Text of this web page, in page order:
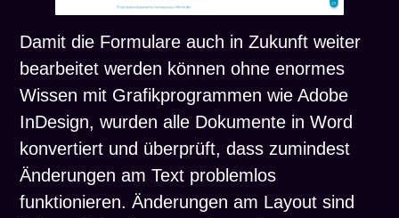
Damit die Formulare auch in Zukunft weiter
bearbeitet werden können ohne enormes
Wissen mit Grafikprogrammen wie Adobe
InDesign, wurden alle Dokumente in Word
konvertiert und überprüft, dass zumindest
Änderungen am Text problemlos
funktionieren. Änderungen am Layout sind